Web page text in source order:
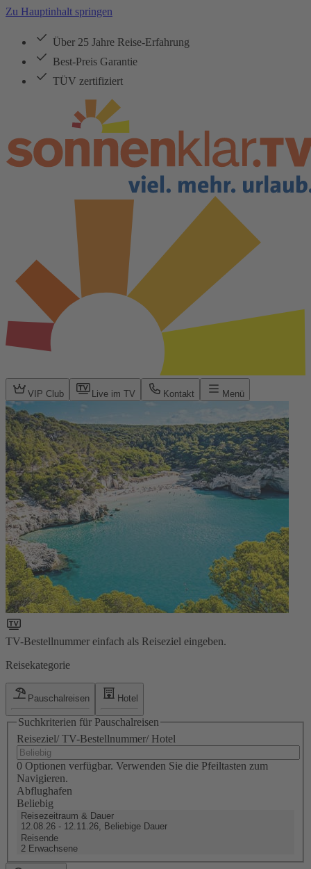
Zu Hauptinhalt springen
Über 25 Jahre Reise-Erfahrung
Best-Preis Garantie
TÜV zertifiziert
VIP Club Live im TV Kontakt Menü
TV-Bestellnummer einfach als Reiseziel eingeben.
Reisekategorie
Pauschalreisen Hotel
Suchkriterien für Pauschalreisen
Reiseziel/ TV-Bestellnummer/ Hotel
0 Optionen verfügbar. Verwenden Sie die Pfeiltasten zum
Navigieren.
Abflughafen
Beliebig
Reisezeitraum & Dauer
12.08.26 - 12.11.26, Beliebige Dauer
Reisende
2 Erwachsene